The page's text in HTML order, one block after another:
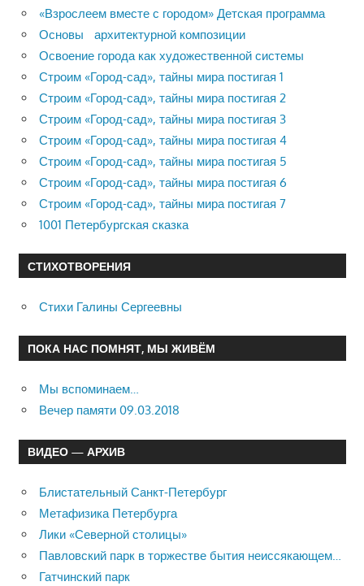
«Взрослеем вместе с городом» Детская программа
Основы архитектурной композиции
Освоение города как художественной системы
Строим «Город-сад», тайны мира постигая 1
Строим «Город-сад», тайны мира постигая 2
Строим «Город-сад», тайны мира постигая 3
Строим «Город-сад», тайны мира постигая 4
Строим «Город-сад», тайны мира постигая 5
Строим «Город-сад», тайны мира постигая 6
Строим «Город-сад», тайны мира постигая 7
1001 Петербургская сказка
СТИХОТВОРЕНИЯ
Стихи Галины Сергеевны
ПОКА НАС ПОМНЯТ, МЫ ЖИВЁМ
Мы вспоминаем…
Вечер памяти 09.03.2018
ВИДЕО — АРХИВ
Блистательный Санкт-Петербург
Метафизика Петербурга
Лики «Северной столицы»
Павловский парк в торжестве бытия неиссякающем…
Гатчинский парк